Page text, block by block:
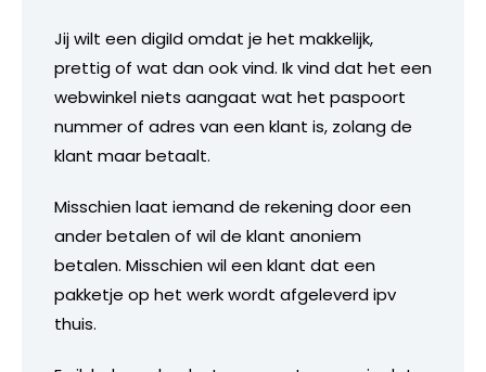
Jij wilt een digiId omdat je het makkelijk,
prettig of wat dan ook vind. Ik vind dat het een
webwinkel niets aangaat wat het paspoort
nummer of adres van een klant is, zolang de
klant maar betaalt.
Misschien laat iemand de rekening door een
ander betalen of wil de klant anoniem
betalen. Misschien wil een klant dat een
pakketje op het werk wordt afgeleverd ipv
thuis.